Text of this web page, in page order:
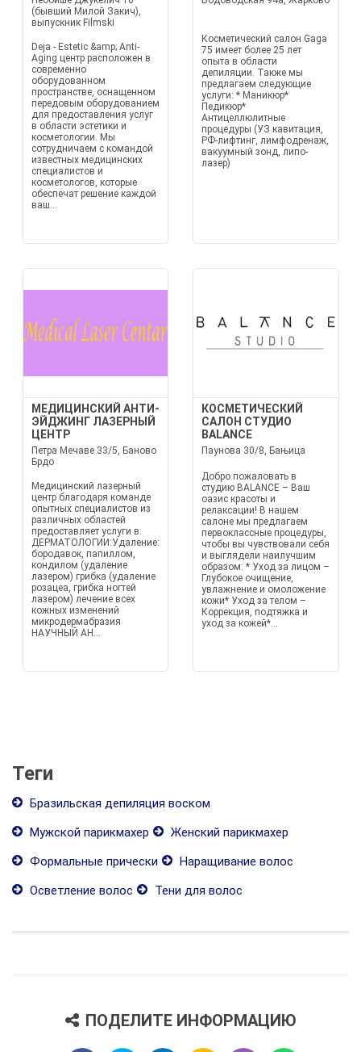
(бывший Милой Закич),
выпускник Filmski
Deja - Estetic &amp; Anti-
Aging центр расположен в
современно
оборудованном
пространстве, оснащенном
передовым оборудованием
для предоставления услуг
в области эстетики и
косметологии. Мы
сотрудничаем с командой
известных медицинских
специалистов и
косметологов, которые
обеспечат решение каждой
ваш...
Косметический салон Gaga
75 имеет более 25 лет
опыта в области
депиляции. Также мы
предлагаем следующие
услуги: * Маникюр*
Педикюр*
Антицеллюлитные
процедуры (УЗ кавитация,
РФ-лифтинг, лимфодренаж,
вакуумный зонд, липо-
лазер)
МЕДИЦИНСКИЙ АНТИ-
ЭЙДЖИНГ ЛАЗЕРНЫЙ
ЦЕНТР
Петра Мечаве 33/5, Баново
Брдо
Медицинский лазерный
центр благодаря команде
опытных специалистов из
различных областей
предоставляет услуги в:
ДЕРМАТОЛОГИИ:Удаление:
бородавок, папиллом,
кондилом (удаление
лазером) грибка (удаление
розацеа, грибка ногтей
лазером) лечение всех
кожных изменений
микродермабразия
НАУЧНЫЙ АН...
КОСМЕТИЧЕСКИЙ
САЛОН СТУДИО
BALANCE
Паунова 30/8, Бањица
Добро пожаловать в
студию BALANCE – Ваш
оазис красоты и
релаксации! В нашем
салоне мы предлагаем
первоклассные процедуры,
чтобы вы чувствовали себя
и выглядели наилучшим
образом: * Уход за лицом –
Глубокое очищение,
увлажнение и омоложение
кожи* Уход за телом –
Коррекция, подтяжка и
уход за кожей*...
Теги
Бразильская депиляция воском
Мужской парикмахер
Женский парикмахер
Формальные прически
Наращивание волос
Осветление волос
Тени для волос
ПОДЕЛИТЕ ИНФОРМАЦИЮ